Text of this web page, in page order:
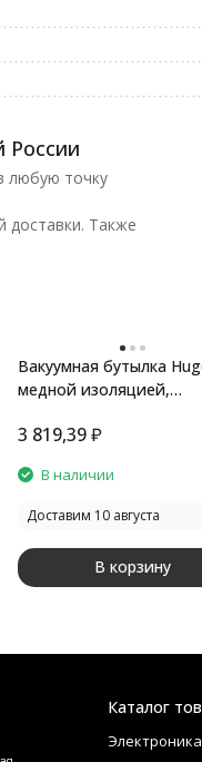
России
любую точку
доставки. Также
Вакуумная бутылка
медной изоляцией,
3 819,39₽
В наличии
Доставим 10 августа
В корзину
Каталог
Электроника